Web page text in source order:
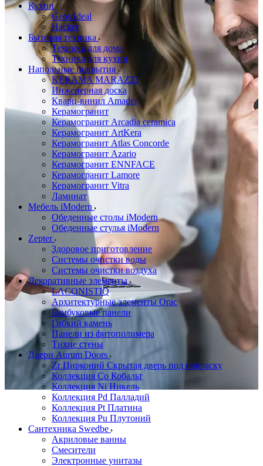
Кухни
Geos Ideal
Hacker
Бытовая техника
Техника для дома
Техника для кухни
Напольные покрытия
KERAMA MARAZZI
Инженерная доска
Кварц-винил Amadei
Керамогранит
Керамогранит Arcadia ceramica
Керамогранит ArtKera
Керамогранит Atlas Concorde
Керамогранит Azario
Керамогранит ENNFACE
Керамогранит Lamore
Керамогранит Vitra
Ламинат
Мебель iModern
Обеденные столы iModern
Обеденные стулья iModern
Zepter
Здоровое приготовление
Системы очистки воды
Системы очистки воздуха
Декоративные элементы
LACONISTIQ
Архитектурные элементы Orac
Бамбуковые панели
Гибкий камень
Панели из фитополимера
Тихие стены
Двери Aurum Doors
Zr Цирконий Скрытая дверь под покраску
Коллекция Co Кобальт
Коллекция Ni Никель
Коллекция Pd Палладий
Коллекция Pt Платина
Коллекция Pu Плутоний
Сантехника Swedbe
Акриловые ванны
Смесители
Электронные унитазы